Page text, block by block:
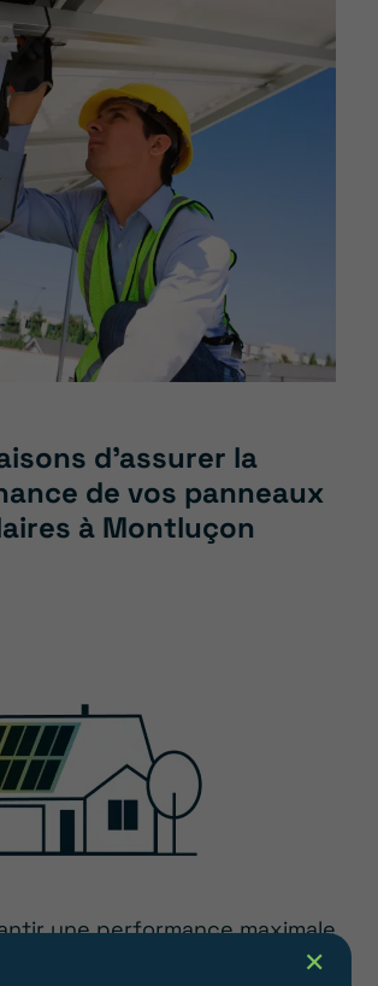
d’assurer la
de vos panneaux
à Montluçon
une performance maximale
✕